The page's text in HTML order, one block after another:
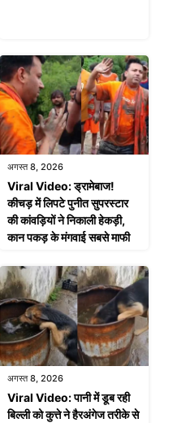
अगस्त 8, 2026
Viral Video: ड्रामेबाज!
कीचड़ में लिपटे पुनीत सुपरस्टार
की कांवड़ियों ने निकाली हेकड़ी,
कान पकड़ के मंगवाई सबसे माफी
अगस्त 8, 2026
Viral Video: पानी में डूब रही
बिल्ली को कुत्ते ने हैरअंगेज तरीके से